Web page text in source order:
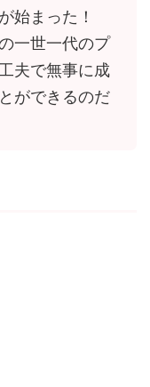
始まった！
一世一代のプ
夫で無事に成
ができるのだ